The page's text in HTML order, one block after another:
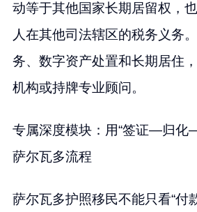
动等于其他国家长期居留权，
人在其他司法辖区的税务义务
务、数字资产处置和长期居住
机构或持牌专业顾问。
专属深度模块：用“签证—归化
萨尔瓦多流程
萨尔瓦多护照移民不能只看“付